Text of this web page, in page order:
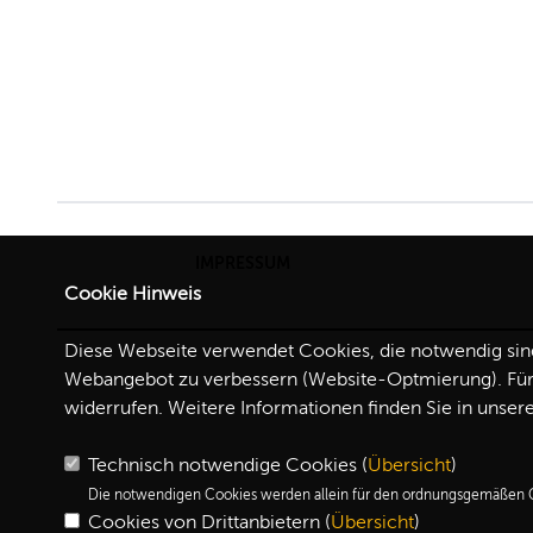
Cookie Hinweis
Diese Webseite verwendet Cookies, die notwendig
Webangebot zu verbessern (Website-Optmierung).
widerrufen. Weitere Informationen finden Sie in
Technisch notwendige Cookies (Übersicht)
Die notwendigen Cookies werden allein für den ordnungsgemäßen
Cookies von Drittanbietern (Übersicht)